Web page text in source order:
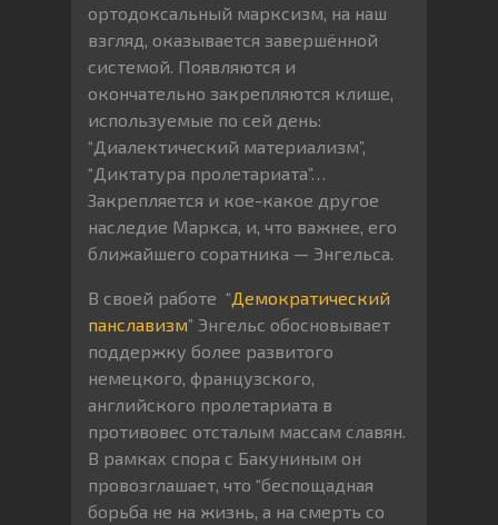
ортодоксальный марксизм, на наш
взгляд, оказывается завершённой
системой. Появляются и
окончательно закрепляются клише,
используемые по сей день:
“Диалектический материализм”,
“Диктатура пролетариата”…
Закрепляется и кое-какое другое
наследие Маркса, и, что важнее, его
ближайшего соратника — Энгельса.
В своей работе “Демократический
панславизм” Энгельс обосновывает
поддержку более развитого
немецкого, французского,
английского пролетариата в
противовес отсталым массам славян.
В рамках спора с Бакуниным он
провозглашает, что “беспощадная
борьба не на жизнь, а на смерть со